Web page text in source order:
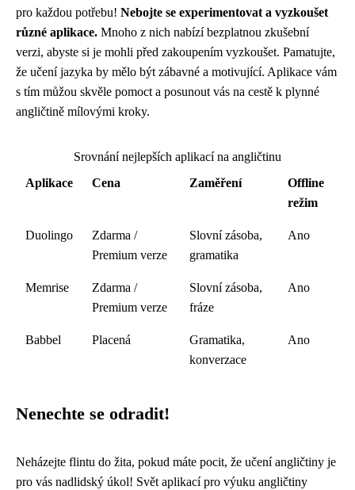
pro každou potřebu! Nebojte se experimentovat a vyzkoušet
různé aplikace. Mnoho z nich nabízí bezplatnou zkušební
verzi, abyste si je mohli před zakoupením vyzkoušet. Pamatujte,
že učení jazyka by mělo být zábavné a motivující. Aplikace vám
s tím můžou skvěle pomoct a posunout vás na cestě k plynné
angličtině mílovými kroky.
Srovnání nejlepších aplikací na angličtinu
Aplikace
Cena Zaměření
Offline
režim
Duolingo
Zdarma /
Premium verze
Slovní zásoba,
gramatika
Ano
Memrise
Zdarma /
Premium verze
Slovní zásoba,
fráze
Ano
Babbel Placená
Gramatika,
konverzace
Ano
Nenechte se odradit!
Neházejte flintu do žita, pokud máte pocit, že učení angličtiny je
pro vás nadlidský úkol! Svět aplikací pro výuku angličtiny